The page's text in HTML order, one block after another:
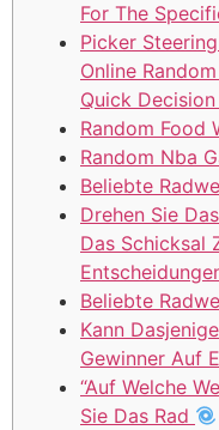
For The
Picker
Online
Quick
Random Food
Random Nba
Beliebte
Drehen Sie
Das Schicksal
Beliebte
Kann
Gewinner Auf
“Auf Welche
Sie Das Rad